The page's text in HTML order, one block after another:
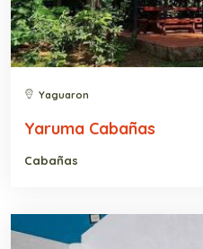
Yaguaron
Yaruma Cabañas
Cabañas